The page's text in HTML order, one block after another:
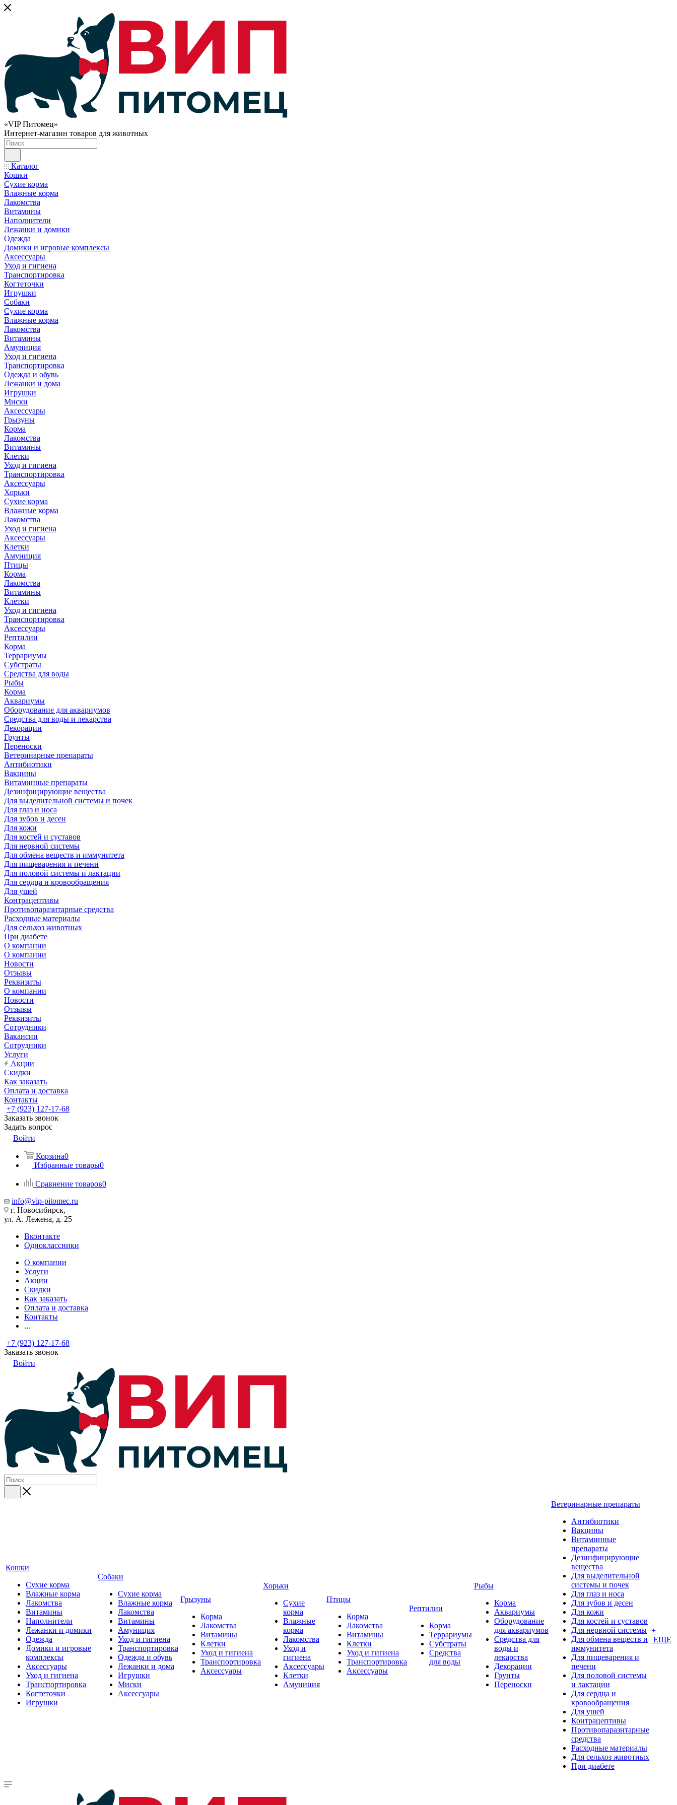
«VIP Питомец»
Интернет-магазин товаров для животных
Каталог
Кошки
Сухие корма
Влажные корма
Лакомства
Витамины
Наполнители
Лежанки и домики
Одежда
Домики и игровые комплексы
Аксессуары
Уход и гигиена
Транспортировка
Когтеточки
Игрушки
Собаки
Сухие корма
Влажные корма
Лакомства
Витамины
Амуниция
Уход и гигиена
Транспортировка
Одежда и обувь
Лежанки и дома
Игрушки
Миски
Аксессуары
Грызуны
Корма
Лакомства
Витамины
Клетки
Уход и гигиена
Транспортировка
Аксессуары
Хорьки
Сухие корма
Влажные корма
Лакомства
Уход и гигиена
Аксессуары
Клетки
Амуниция
Птицы
Корма
Лакомства
Витамины
Клетки
Уход и гигиена
Транспортировка
Аксессуары
Рептилии
Корма
Террариумы
Субстраты
Средства для воды
Рыбы
Корма
Аквариумы
Оборудование для аквариумов
Средства для воды и лекарства
Декорации
Грунты
Переноски
Ветеринарные препараты
Антибиотики
Вакцины
Витаминные препараты
Дезинфицирующие вещества
Для выделительной системы и почек
Для глаз и носа
Для зубов и десен
Для кожи
Для костей и суставов
Для нервной системы
Для обмена веществ и иммунитета
Для пищеварения и печени
Для половой системы и лактации
Для сердца и кровообращения
Для ушей
Контрацептивы
Противопаразитарные средства
Расходные материалы
Для сельхоз животных
При диабете
О компании
О компании
Новости
Отзывы
Реквизиты
О компании
Новости
Отзывы
Реквизиты
Сотрудники
Вакансии
Сотрудники
Услуги
Акции
Скидки
Как заказать
Оплата и доставка
Контакты
+7 (923) 127-17-68
Заказать звонок
Задать вопрос
Войти
Корзина0
Избранные товары0
Сравнение товаров0
info@vip-pitomec.ru
г. Новосибирск,
ул. А. Лежена, д. 25
Вконтакте
Одноклассники
О компании
Услуги
Акции
Скидки
Как заказать
Оплата и доставка
Контакты
...
+7 (923) 127-17-68
Заказать звонок
Войти
Кошки
Сухие корма
Влажные корма
Лакомства
Витамины
Наполнители
Лежанки и домики
Одежда
Домики и игровые
комплексы
Аксессуары
Уход и гигиена
Транспортировка
Когтеточки
Игрушки
Собаки
Сухие корма
Влажные корма
Лакомства
Витамины
Амуниция
Уход и гигиена
Транспортировка
Одежда и обувь
Лежанки и дома
Игрушки
Миски
Аксессуары
Грызуны
Корма
Лакомства
Витамины
Клетки
Уход и гигиена
Транспортировка
Аксессуары
Хорьки
Сухие
корма
Влажные
корма
Лакомства
Уход и
гигиена
Аксессуары
Клетки
Амуниция
Птицы
Корма
Лакомства
Витамины
Клетки
Уход и гигиена
Транспортировка
Аксессуары
Рептилии
Корма
Террариумы
Субстраты
Средства
для воды
Рыбы
Корма
Аквариумы
Оборудование
для аквариумов
Средства для
воды и
лекарства
Декорации
Грунты
Переноски
Ветеринарные препараты
Антибиотики
Вакцины
Витаминные
препараты
Дезинфицирующие
вещества
Для выделительной
системы и почек
Для глаз и носа
Для зубов и десен
Для кожи
Для костей и суставов
Для нервной системы
Для обмена веществ и
иммунитета
Для пищеварения и
печени
Для половой системы
и лактации
Для сердца и
кровообращения
Для ушей
Контрацептивы
Противопаразитарные
средства
Расходные материалы
Для сельхоз животных
При диабете
+
ЕЩЕ